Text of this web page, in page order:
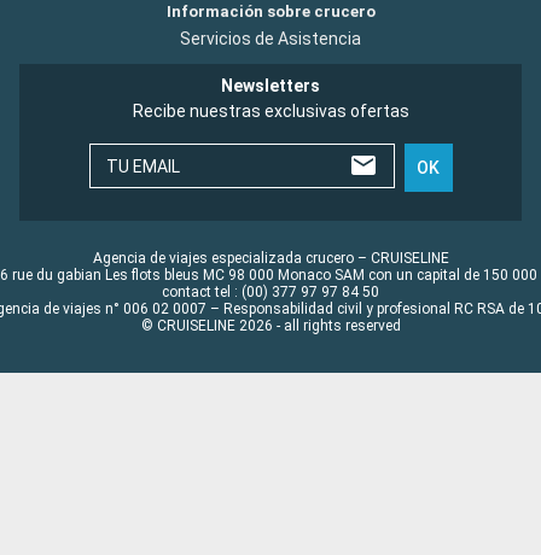
Información sobre crucero
Servicios de Asistencia
Newsletters
Recibe nuestras exclusivas ofertas
TU EMAIL OK
Agencia de viajes especializada crucero – CRUISELINE
rue du gabian Les flots bleus MC 98 000 Monaco SAM con un capital de 150 000
contact tel : (00) 377 97 97 84 50
de viajes n° 006 02 0007 – Responsabilidad civil y profesional RC RSA de
© CRUISELINE 2026 - all rights reserved